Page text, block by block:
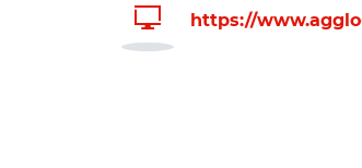
https://